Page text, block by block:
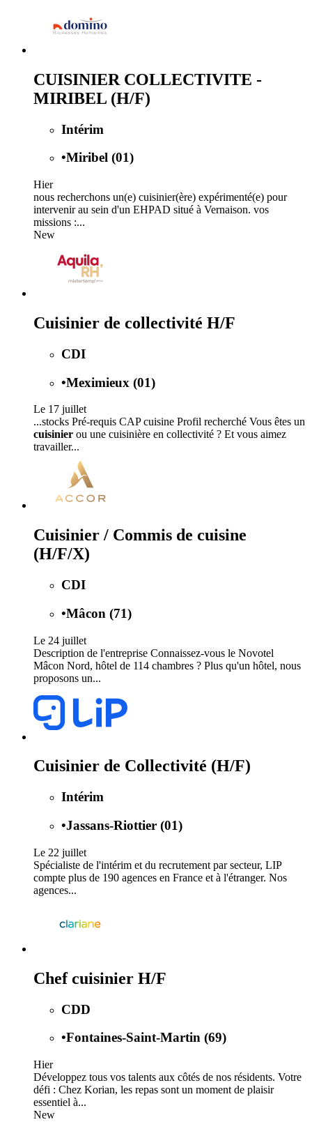
CUISINIER COLLECTIVITE -
MIRIBEL (H/F)
Intérim
•Miribel (01)
Hier
nous recherchons un(e) cuisinier(ère) expérimenté(e) pour
intervenir au sein d'un EHPAD situé à Vernaison. vos
missions :...
New
Cuisinier de collectivité H/F
CDI
•Meximieux (01)
Le 17 juillet
...stocks Pré-requis CAP cuisine Profil recherché Vous êtes un
cuisinier ou une cuisinière en collectivité ? Et vous aimez
travailler...
Cuisinier / Commis de cuisine
(H/F/X)
CDI
•Mâcon (71)
Le 24 juillet
Description de l'entreprise Connaissez-vous le Novotel
Mâcon Nord, hôtel de 114 chambres ? Plus qu'un hôtel, nous
proposons un...
Cuisinier de Collectivité (H/F)
Intérim
•Jassans-Riottier (01)
Le 22 juillet
Spécialiste de l'intérim et du recrutement par secteur, LIP
compte plus de 190 agences en France et à l'étranger. Nos
agences...
Chef cuisinier H/F
CDD
•Fontaines-Saint-Martin (69)
Hier
Développez tous vos talents aux côtés de nos résidents. Votre
défi : Chez Korian, les repas sont un moment de plaisir
essentiel à...
New